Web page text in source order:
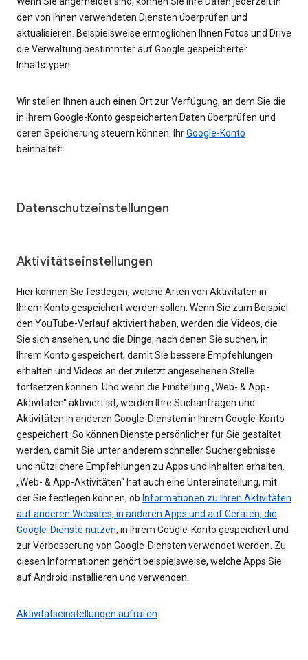
den von Ihnen verwendeten Diensten überprüfen und
aktualisieren. Beispielsweise ermöglichen Ihnen Fotos und Drive
die Verwaltung bestimmter auf Google gespeicherter
Inhaltstypen.
Wir stellen Ihnen auch einen Ort zur Verfügung, an dem Sie die
in Ihrem Google-Konto gespeicherten Daten überprüfen und
deren Speicherung steuern können. IhrGoogle-Konto
beinhaltet:
Datenschutzeinstellungen
Aktivitätseinstellungen
Hier können Sie festlegen, welche Arten von Aktivitäten in
Ihrem Konto gespeichert werden sollen. Wenn Sie zum Beispiel
den YouTube-Verlauf aktiviert haben, werden die Videos, die
Sie sich ansehen, und die Dinge, nach denen Sie suchen, in
Ihrem Konto gespeichert, damit Sie bessere Empfehlungen
erhalten und Videos an der zuletzt angesehenen Stelle
fortsetzen können. Und wenn die Einstellung „Web- & App-
Aktivitäten“ aktiviert ist, werden Ihre Suchanfragen und
Aktivitäten in anderen Google-Diensten in Ihrem Google-Konto
gespeichert. So können Dienste persönlicher für Sie gestaltet
werden, damit Sie unter anderem schneller Suchergebnisse
und nützlichere Empfehlungen zu Apps und Inhalten erhalten.
„Web- & App-Aktivitäten“ hat auch eine Untereinstellung, mit
der Sie festlegen können, ob Informationen zu Ihren Aktivitäten
auf anderen Websites, in anderen Apps und auf Geräten, die
Google-Dienste nutzen, in Ihrem Google-Konto gespeichert und
zur Verbesserung von Google-Diensten verwendet werden. Zu
diesen Informationen gehört beispielsweise, welche Apps Sie
auf Android installieren und verwenden.
Aktivitätseinstellungen aufrufen